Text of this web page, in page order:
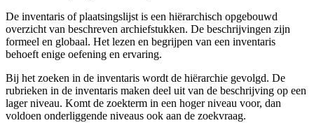
De inventaris of plaatsingslijst is een hiërarchisch opgebouwd
overzicht van beschreven archiefstukken. De beschrijvingen zijn
formeel en globaal. Het lezen en begrijpen van een inventaris
behoeft enige oefening en ervaring.
Bij het zoeken in de inventaris wordt de hiërarchie gevolgd. De
rubrieken in de inventaris maken deel uit van de beschrijving op een
lager niveau. Komt de zoekterm in een hoger niveau voor, dan
voldoen onderliggende niveaus ook aan de zoekvraag.